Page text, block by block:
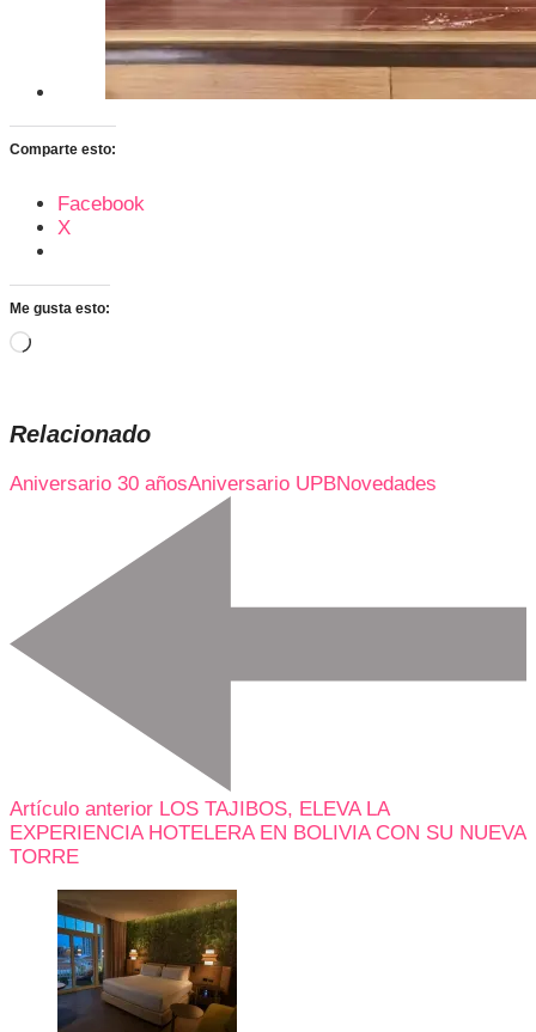
Comparte esto:
Facebook
X
Me gusta esto:
Cargando...
Relacionado
Aniversario 30 añosAniversario UPBNovedades
Artículo anterior LOS TAJIBOS, ELEVA LA
EXPERIENCIA HOTELERA EN BOLIVIA CON SU NUEVA
TORRE